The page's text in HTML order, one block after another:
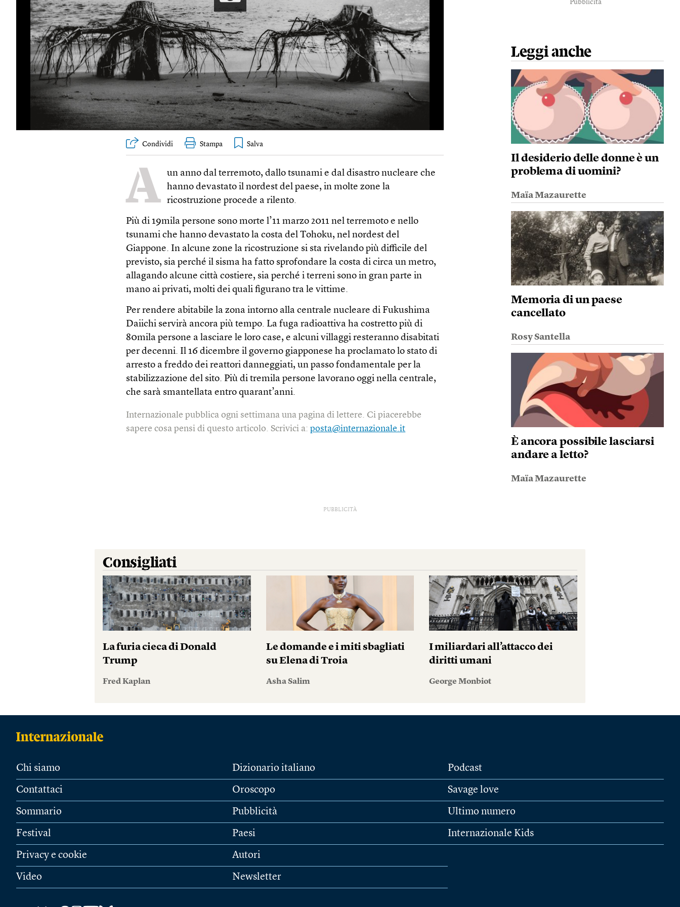
Condividi Stampa
A
un anno dal terremoto, dallo tsunami e dal disastro nucleare che
hanno devastato il nordest del paese, in molte zone la
ricostruzione procede a rilento.
Più di 19mila persone sono morte l’11 marzo 2011 nel terremoto e nello
tsunami che hanno devastato la costa del Tohoku, nel nordest del
Giappone. In alcune zone la ricostruzione si sta rivelando più difficile del
previsto, sia perché il sisma ha fatto sprofondare la costa di circa un metro,
allagando alcune città costiere, sia perché i terreni sono in gran parte in
mano ai privati, molti dei quali figurano tra le vittime.
Per rendere abitabile la zona intorno alla centrale nucleare di Fukushima
Daiichi servirà ancora più tempo. La fuga radioattiva ha costretto più di
80mila persone a lasciare le loro case, e alcuni villaggi resteranno disabitati
per decenni. Il 16 dicembre il governo giapponese ha proclamato lo stato di
arresto a freddo dei reattori danneggiati, un passo fondamentale per la
stabilizzazione del sito. Più di tremila persone lavorano oggi nella centrale,
che sarà smantellata entro quarant’anni.
Internazionale pubblica ogni settimana una pagina di lettere. Ci piacerebbe
sapere cosa pensi di questo articolo. Scrivici a:posta@internazionale.it
Pubblicità
Leggi anche
Il desiderio delle donne è un
problema di uomini?
Maïa Mazaurette
Memoria di un paese
cancellato
Rosy Santella
È ancora possibile lasciarsi
andare a letto?
Maïa Mazaurette
PUBBLICITÀ
Consigliati
La furia cieca di Donald
Trump
Fred Kaplan
Le domande e i miti sbagliati
su Elena di Troia
Asha Salim
I miliardari all’attacco dei
diritti umani
George Monbiot
Chi siamo
Contattaci
Sommario
Festival
Privacy e cookie
Video
Dizionario italiano
Oroscopo
Pubblicità
Paesi
Autori
Newsletter
Podcast
Savage love
Ultimo numero
Internazionale Kids